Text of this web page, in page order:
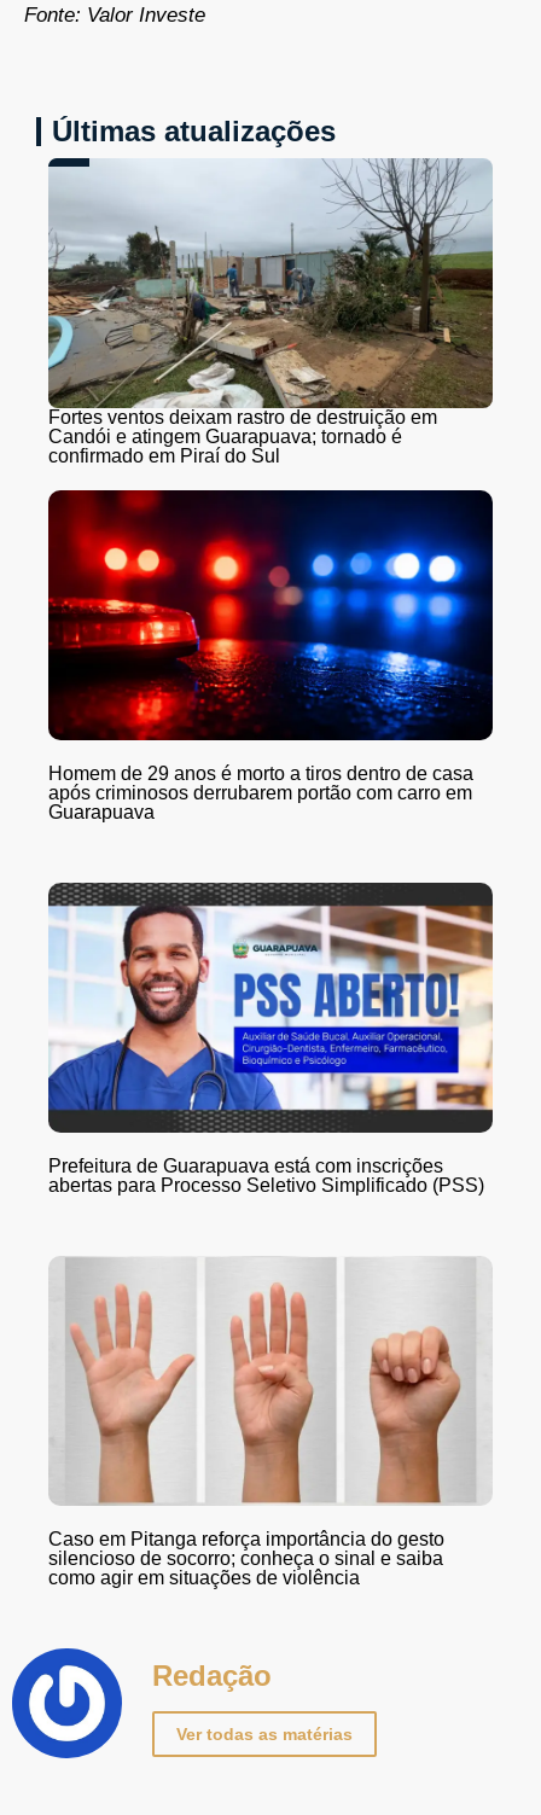
Fonte: Valor Investe
Últimas atualizações
Fortes ventos deixam rastro de destruição em
Candói e atingem Guarapuava; tornado é
confirmado em Piraí do Sul
Homem de 29 anos é morto a tiros dentro de casa
após criminosos derrubarem portão com carro em
Guarapuava
Prefeitura de Guarapuava está com inscrições
abertas para Processo Seletivo Simplificado (PSS)
Caso em Pitanga reforça importância do gesto
silencioso de socorro; conheça o sinal e saiba
como agir em situações de violência
Redação
Ver todas as matérias